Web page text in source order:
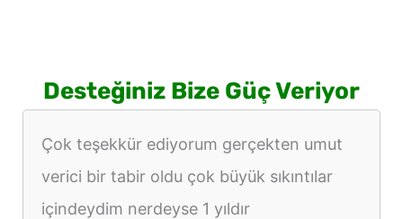
Desteğiniz Bize Güç Veriyor
Çok teşekkür ediyorum gerçekten umut
verici bir tabir oldu çok büyük sıkıntılar
içindeydim nerdeyse 1 yıldır